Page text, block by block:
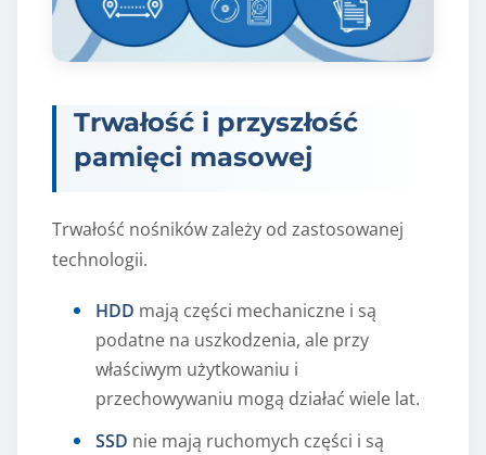
Trwałość i przyszłość
pamięci masowej
Trwałość nośników zależy od zastosowanej
technologii.
HDD mają części mechaniczne i są
podatne na uszkodzenia, ale przy
właściwym użytkowaniu i
przechowywaniu mogą działać wiele lat.
SSD nie mają ruchomych części i są